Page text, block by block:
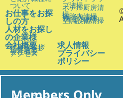
ついて
お仕事をお探
しの方
人材をお探し
の企業様
プ清掃
ホテル厨房清
掃
病院内清掃
病院内消毒
空調設備清掃
会社概要
代表ご挨拶
企業理念
会社概要
アクセス
求人情報
プライバシー
ポリシー
Members Only